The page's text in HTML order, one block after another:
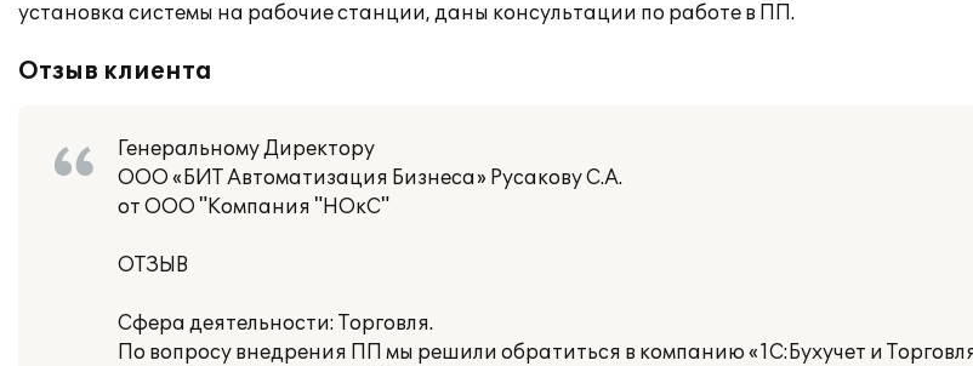
установка системы на рабочие станции, даны консультации по работе в ПП.
Отзыв клиента
Генеральному Директору
ООО «БИТ Автоматизация Бизнеса» Русакову С.А.
от ООО "Компания "НОкС"
ОТЗЫВ
Сфера деятельности: Торговля.
По вопросу внедрения ПП мы решили обратиться в компанию «1С:Бухучет и